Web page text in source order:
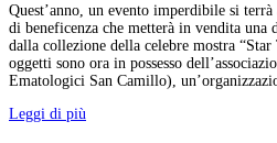
Quest’anno, un evento imperdibile si
di beneficenza che metterà in vendita
dalla collezione della celebre mostra
oggetti sono ora in possesso
Ematologici San Camillo),
Leggi di più